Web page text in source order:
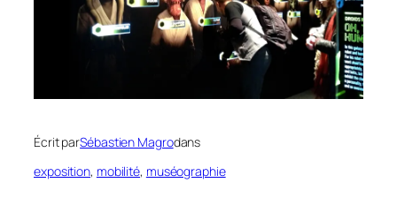
Écrit parSébastien Magrodans
exposition, mobilité, muséographie